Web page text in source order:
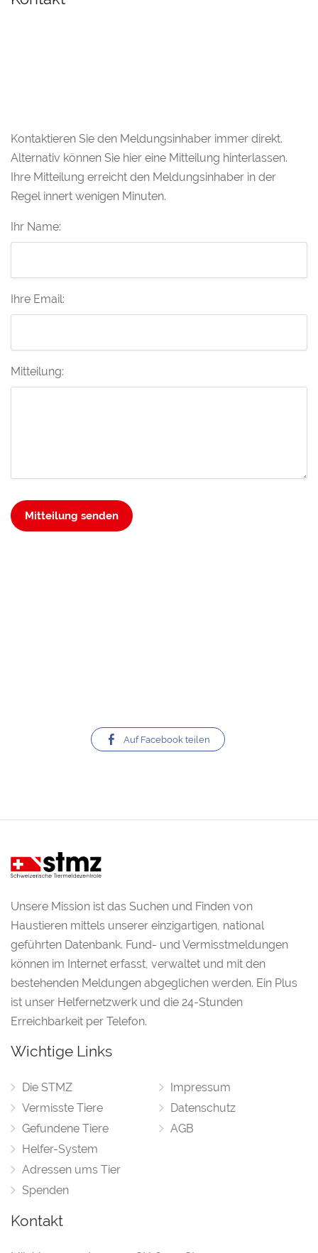
Kontaktieren Sie den Meldungsinhaber immer direkt.
Alternativ können Sie hier eine Mitteilung hinterlassen.
Ihre Mitteilung erreicht den Meldungsinhaber in der
Regel innert wenigen Minuten.
Ihr Name:
Ihre Email:
Mitteilung:
Mitteilung senden
Auf Facebook teilen
Unsere Mission ist das Suchen und Finden von
Haustieren mittels unserer einzigartigen, national
geführten Datenbank. Fund- und Vermisstmeldungen
können im Internet erfasst, verwaltet und mit den
bestehenden Meldungen abgeglichen werden. Ein Plus
ist unser Helfernetzwerk und die 24-Stunden
Erreichbarkeit per Telefon.
Wichtige Links
Die STMZ
Vermisste Tiere
Gefundene Tiere
Helfer-System
Adressen ums Tier
Spenden
Impressum
Datenschutz
AGB
Kontakt